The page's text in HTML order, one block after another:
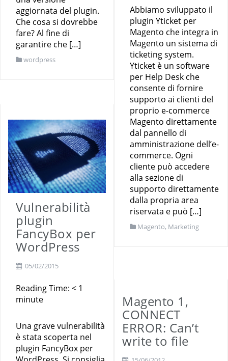
aggiornata del plugin.
Che cosa si dovrebbe
fare? Al fine di
garantire che […]
wordpress
Abbiamo sviluppato il
plugin Yticket per
Magento che integra in
Magento un sistema di
ticketing system.
Yticket è un software
per Help Desk che
consente di fornire
supporto ai clienti del
proprio e-commerce
Magento direttamente
dal pannello di
amministrazione dell’e-
commerce. Ogni
cliente può accedere
alla sezione di
supporto direttamente
dalla propria area
riservata e può […]
Magento, Marketing
Vulnerabilità
plugin
FancyBox per
WordPress
05/02/2015
Reading Time: < 1
minute
Una grave vulnerabilità
è stata scoperta nel
plugin FancyBox per
Magento 1,
CONNECT
ERROR: Can’t
write to file